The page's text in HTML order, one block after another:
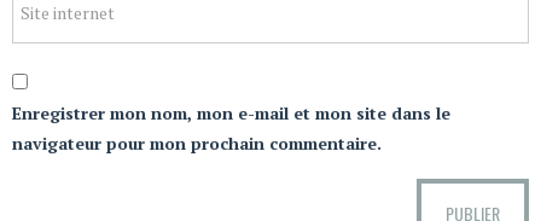
Enregistrer mon nom, mon e-mail et mon site dans le
navigateur pour mon prochain commentaire.